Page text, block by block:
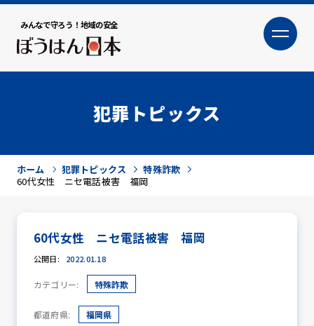
みんなで守ろう！地域の安全
大
防犯活動ニュース
犯罪トピックス
ホーム 犯罪トピックス
特殊詐欺
60代女性 ニセ電話被害 福岡
60代女性 ニセ電話被害 福岡
公開日: 2022.01.18
カテゴリー: 特殊詐欺
都道府県: 福岡県